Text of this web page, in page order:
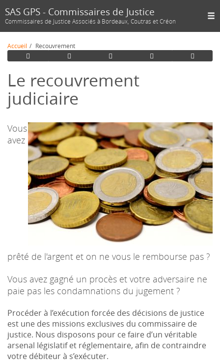
SAS GPS - Commissaires de Justice
Commissaires de Justice Associés à Bordeaux, Coutras et Créon
Accueil Recouvrement
Le recouvrement
judiciaire
Vous
avez
prêté de l'argent et on ne vous le rembourse pas ?
Vous avez gagné un procès et votre adversaire ne
paie pas les condamnations du jugement ?
Procéder à l’exécution forcée des décisions de justice
est une des missions exclusives du commissaire de
justice. Nous disposons pour ce faire d’un véritable
arsenal législatif et réglementaire, afin de contraindre
votre débiteur à s’exécuter.